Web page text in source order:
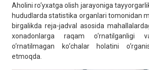
Aholini ro‘yxatga olish jarayoniga
hududlarda statistika organlari tomonidan
birgalikda reja-jadval asosida
xonadonlarga raqam o‘rnatilganligi
o‘rnatilmagan ko‘chalar holatini
etmoqda.